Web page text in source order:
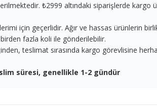
₺2999 altındaki siparişlerde kargo
için geçerlidir. Ağır ve hassas ürünlerin
fazla koli ile gönderilebilir.
teslimat sırasında kargo görevlisine
süresi, genellikle 1-2 gündür